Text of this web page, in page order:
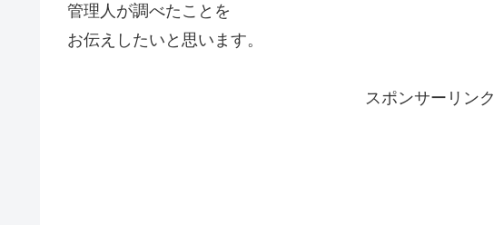
管理人が調べたことを
お伝えしたいと思います。
スポンサーリンク